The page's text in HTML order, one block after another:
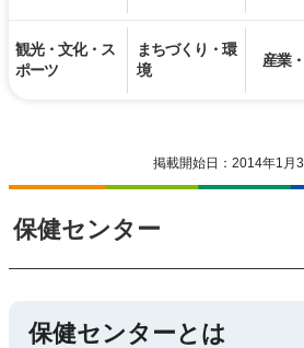
観光・文化・ス
ポーツ
まちづくり・環
境
産業
掲載開始日：2014年1月
保健センター
保健センターとは